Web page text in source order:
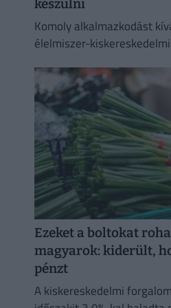
készülni
Komoly alkalmazkodást
élelmiszer-kiskereskedelmi
Ezeket a boltokat
magyarok: kiderült,
pénzt
A kiskereskedelmi